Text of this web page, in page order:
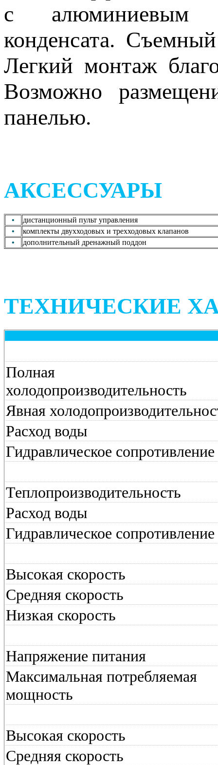
с алюминиевым
конденсата.
Легкий монтаж
Возможно
панелью.
АКСЕССУАРЫ
•
дистанционный пульт управления
•
комплекты двухходовых и трехходовых клапанов
•
дополнительный дренажный поддон
ТЕХНИЧЕСКИЕ
Полная
холодопроизводительность
Явная
Расход воды
Гидравлическое сопротивление
Теплопроизводительность
Расход воды
Гидравлическое сопротивление
Высокая скорость
Средняя скорость
Низкая скорость
Напряжение питания
Максимальная потребляемая
мощность
Высокая скорость
Средняя скорость